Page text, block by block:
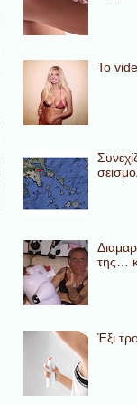
To
της…
Έξι